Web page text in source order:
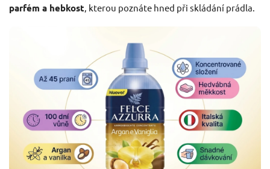
parfém a hebkost , kterou poznáte hned při skládání prádla.